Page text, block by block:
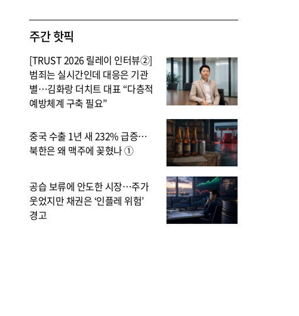
주간 핫픽
[TRUST 2026 릴레이 인터뷰②]
범죄는 실시간인데 대응은 기관
별…김화랑 더치트 대표 “다층적
예방체계 구축 필요”
중국 수출 1년 새 232% 급증…
북한은 왜 맥주에 꽂혔나 ①
공습 보류에 안도한 시장…주가
웃었지만 채권은 ‘인플레 위험’
경고